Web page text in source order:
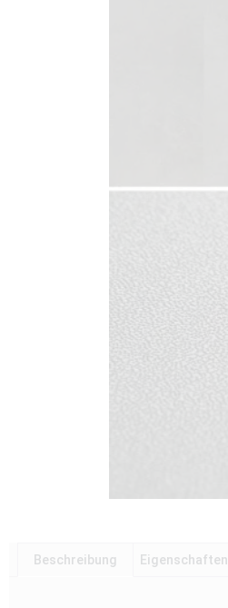
Beschreibung Eigenschaften